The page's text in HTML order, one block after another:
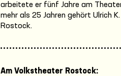
arbeitete er fünf Jahre am
mehr als 25 Jahren gehört Ulrich
Rostock.
Am Volkstheater Rostock: